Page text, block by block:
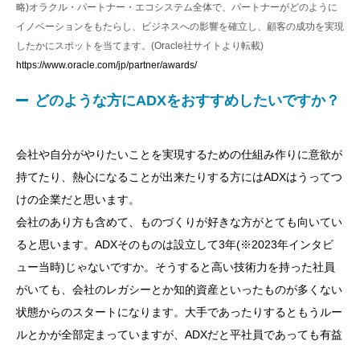
略)オラクル・パートナー・エコシステム全体で、パートナーがどのように
イノベーションをもたらし、ビジネスへの影響を確立し、顧客の成功を実現
したかにスポットを当てます。(Oracle社サイトより転載)
https://www.oracle.com/jp/partner/awards/
どのような方にADXをおすすめしたいですか？
会社や自分がやりたいことを実現するための仕組み作りに意欲が
持てたり、熱心になることが出来たりする方にはADXはうってつ
けの企業だと思います。
会社のあり方も含めて、ものづくりが好きな方がとても向いてい
ると思います。ADXそのものは設立して3年(※2023年インタビ
ュー当時)じゃないですか。そうすると高い技術力を持った社員
がいても、会社のレガシーとか知的資産といったものが多くない
状態からのスタートになります。大手であったりするともうルー
ルとかが全部定まっていますが、ADXだと平社員であっても有益